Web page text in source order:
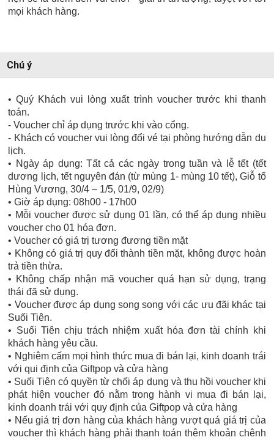
mọi khách hàng.
Chú ý
• Quý Khách vui lòng xuất trình voucher trước khi thanh
toán.
- Voucher chỉ áp dụng trước khi vào cổng.
- Khách có voucher vui lòng đổi vé tại phòng hướng dẫn du
lịch.
• Ngày áp dụng: Tất cả các ngày trong tuần và lễ tết (tết
dương lịch, tết nguyên đán (từ mùng 1- mùng 10 tết), Giỗ tổ
Hùng Vương, 30/4 – 1/5, 01/9, 02/9)
• Giờ áp dụng: 08h00 - 17h00
• Mỗi voucher được sử dụng 01 lần, có thể áp dụng nhiều
voucher cho 01 hóa đơn.
• Voucher có giá trị tương đương tiền mặt
• Không có giá trị quy đổi thành tiền mặt, không được hoàn
trả tiền thừa.
• Không chấp nhận mã voucher quá hạn sử dụng, trạng
thái đã sử dụng.
• Voucher được áp dụng song song với các ưu đãi khác tại
Suối Tiên.
• Suối Tiên chịu trách nhiệm xuất hóa đơn tài chính khi
khách hàng yêu cầu.
• Nghiêm cấm mọi hình thức mua đi bán lại, kinh doanh trái
với qui định của Giftpop và cửa hàng
• Suối Tiên có quyền từ chối áp dụng và thu hồi voucher khi
phát hiện voucher đó nằm trong hành vi mua đi bán lại,
kinh doanh trái với quy định của Giftpop và cửa hàng
• Nếu giá trị đơn hàng của khách hàng vượt quá giá trị của
voucher thì khách hàng phải thanh toán thêm khoản chênh